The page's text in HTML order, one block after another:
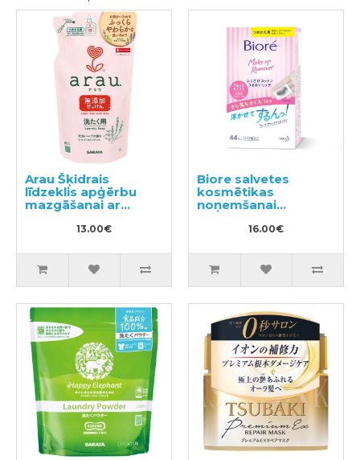
Arau Šķidrais
līdzeklis apģērbu
mazgāšanai ar
sastāvam pievienoto
lavandas un
ekstraktu, pildviela
1000ml
13.00€
Biore salvetes
kosmētikas
noņemšanai
(papildus bloks)
16.00€